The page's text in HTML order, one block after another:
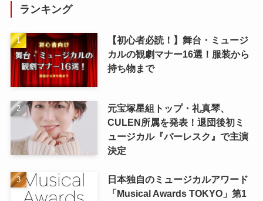
ランキング
【初心者必読！】舞台・ミュージ
カルの観劇マナー16選！服装から
持ち物まで
元宝塚星組トップ・礼真琴、
CULEN所属を発表！退団後初ミ
ュージカル『バーレスク』で主演
決定
日本独自のミュージカルアワード
「Musical Awards TOKYO」第1